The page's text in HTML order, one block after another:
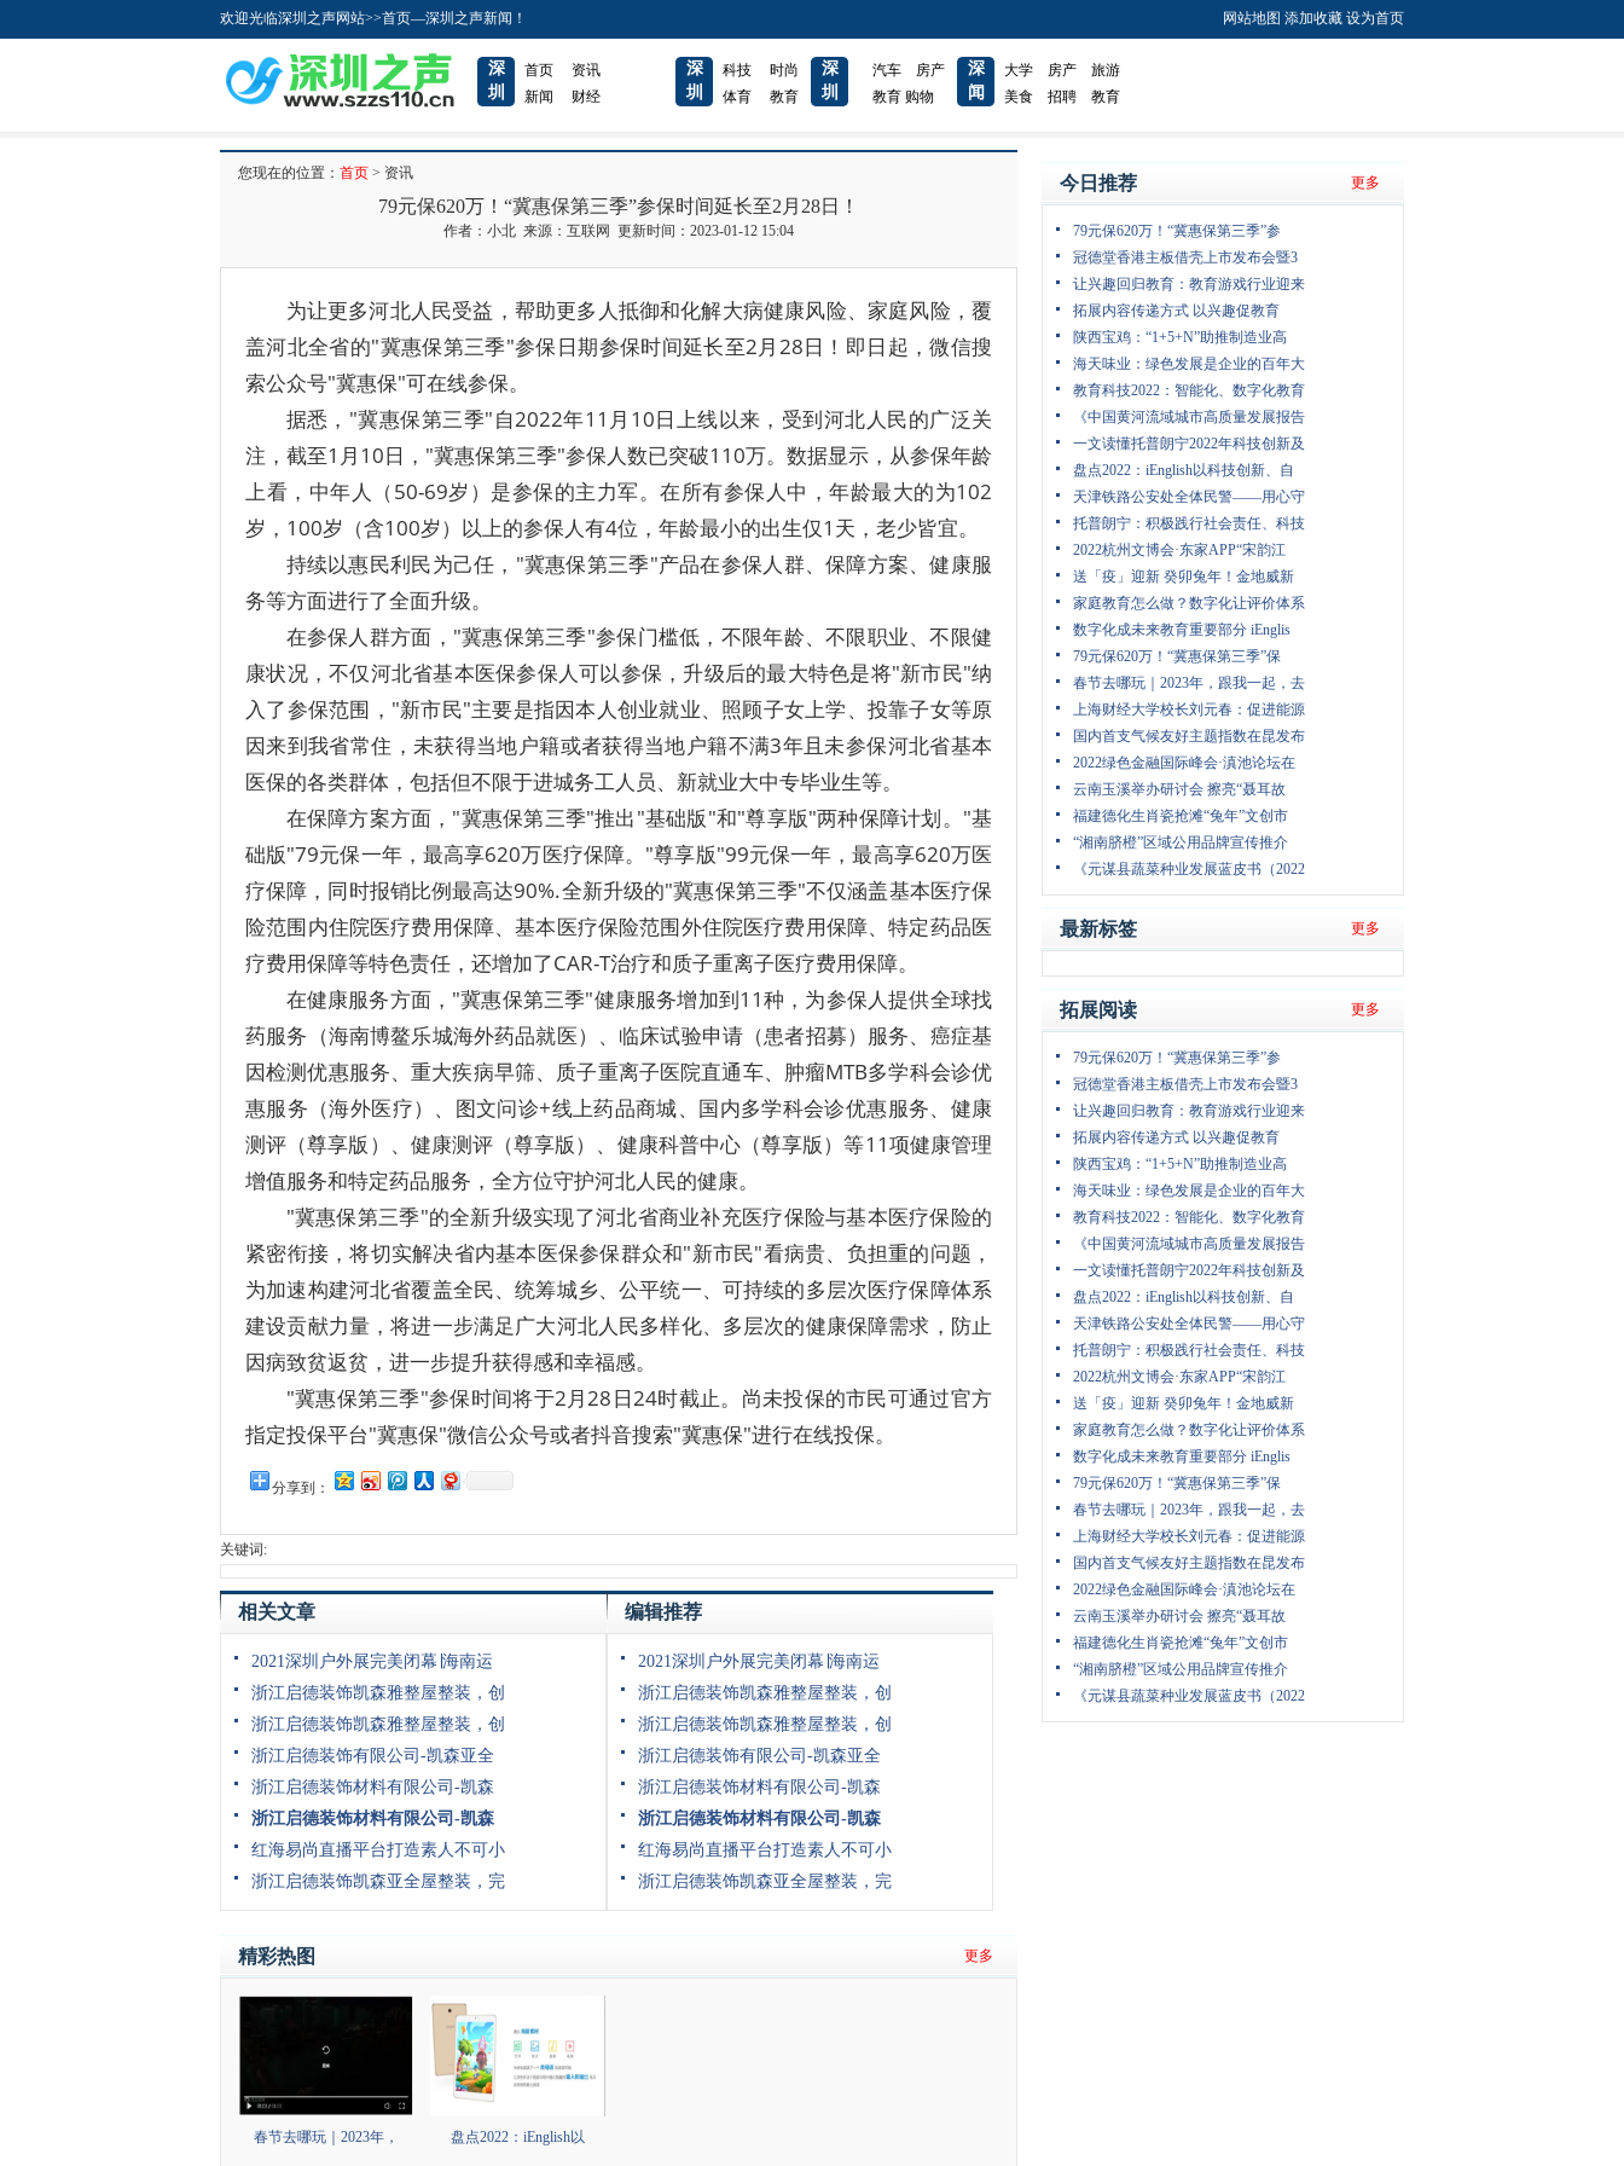
欢迎光临深圳之声网站>>首页—深圳之声新闻！ 网站地图 添加收藏 设为首页
深
圳
首页
资讯
新闻
财经
深
圳
科技
时尚
体育
教育
深
圳
汽车
房产
教育 购物
深
闻
大学 房产
旅游
美食
招聘 教育
您现在的位置： 首页 > 资讯
79元保620万！“冀惠保第三季”参保时间延长至2月28日！
作者：小北 来源：互联网 更新时间：2023-01-12 15:04
为让更多河北人民受益，帮助更多人抵御和化解大病健康风险、家庭风险，覆
盖河北全省的"冀惠保第三季"参保日期参保时间延长至2月28日！即日起，微信搜
索公众号"冀惠保"可在线参保。
据悉，"冀惠保第三季"自2022年11月10日上线以来，受到河北人民的广泛关
注，截至1月10日，"冀惠保第三季"参保人数已突破110万。数据显示，从参保年龄
上看，中年人（50-69岁）是参保的主力军。在所有参保人中，年龄最大的为102
岁，100岁（含100岁）以上的参保人有4位，年龄最小的出生仅1天，老少皆宜。
持续以惠民利民为己任，"冀惠保第三季"产品在参保人群、保障方案、健康服
务等方面进行了全面升级。
在参保人群方面，"冀惠保第三季"参保门槛低，不限年龄、不限职业、不限健
康状况，不仅河北省基本医保参保人可以参保，升级后的最大特色是将"新市民"纳
入了参保范围，"新市民"主要是指因本人创业就业、照顾子女上学、投靠子女等原
因来到我省常住，未获得当地户籍或者获得当地户籍不满3年且未参保河北省基本
医保的各类群体，包括但不限于进城务工人员、新就业大中专毕业生等。
在保障方案方面，"冀惠保第三季"推出"基础版"和"尊享版"两种保障计划。"基
础版"79元保一年，最高享620万医疗保障。"尊享版"99元保一年，最高享620万医
疗保障，同时报销比例最高达90%.全新升级的"冀惠保第三季"不仅涵盖基本医疗保
险范围内住院医疗费用保障、基本医疗保险范围外住院医疗费用保障、特定药品医
疗费用保障等特色责任，还增加了CAR-T治疗和质子重离子医疗费用保障。
在健康服务方面，"冀惠保第三季"健康服务增加到11种，为参保人提供全球找
药服务（海南博鳌乐城海外药品就医）、临床试验申请（患者招募）服务、癌症基
因检测优惠服务、重大疾病早筛、质子重离子医院直通车、肿瘤MTB多学科会诊优
惠服务（海外医疗）、图文问诊+线上药品商城、国内多学科会诊优惠服务、健康
测评（尊享版）、健康测评（尊享版）、健康科普中心（尊享版）等11项健康管理
增值服务和特定药品服务，全方位守护河北人民的健康。
"冀惠保第三季"的全新升级实现了河北省商业补充医疗保险与基本医疗保险的
紧密衔接，将切实解决省内基本医保参保群众和"新市民"看病贵、负担重的问题，
为加速构建河北省覆盖全民、统筹城乡、公平统一、可持续的多层次医疗保障体系
建设贡献力量，将进一步满足广大河北人民多样化、多层次的健康保障需求，防止
因病致贫返贫，进一步提升获得感和幸福感。
"冀惠保第三季"参保时间将于2月28日24时截止。尚未投保的市民可通过官方
指定投保平台"冀惠保"微信公众号或者抖音搜索"冀惠保"进行在线投保。
分享到：
关键词:
相关文章
2021深圳户外展完美闭幕∣海南运
浙江启德装饰凯森雅整屋整装，创
浙江启德装饰凯森雅整屋整装，创
浙江启德装饰有限公司-凯森亚全
浙江启德装饰材料有限公司-凯森
浙江启德装饰材料有限公司-凯森
红海易尚直播平台打造素人不可小
浙江启德装饰凯森亚全屋整装，完
编辑推荐
2021深圳户外展完美闭幕∣海南运
浙江启德装饰凯森雅整屋整装，创
浙江启德装饰凯森雅整屋整装，创
浙江启德装饰有限公司-凯森亚全
浙江启德装饰材料有限公司-凯森
浙江启德装饰材料有限公司-凯森
红海易尚直播平台打造素人不可小
浙江启德装饰凯森亚全屋整装，完
更多
精彩热图
春节去哪玩｜2023年， 盘点2022：iEnglish以
更多
今日推荐
79元保620万！“冀惠保第三季”参
冠德堂香港主板借壳上市发布会暨3
让兴趣回归教育：教育游戏行业迎来
拓展内容传递方式 以兴趣促教育
陕西宝鸡：“1+5+N”助推制造业高
海天味业：绿色发展是企业的百年大
教育科技2022：智能化、数字化教育
《中国黄河流域城市高质量发展报告
一文读懂托普朗宁2022年科技创新及
盘点2022：iEnglish以科技创新、自
天津铁路公安处全体民警——用心守
托普朗宁：积极践行社会责任、科技
2022杭州文博会·东家APP“宋韵江
送「疫」迎新 癸卯兔年！金地威新
家庭教育怎么做？数字化让评价体系
数字化成未来教育重要部分 iEnglis
79元保620万！“冀惠保第三季”保
春节去哪玩｜2023年，跟我一起，去
上海财经大学校长刘元春：促进能源
国内首支气候友好主题指数在昆发布
2022绿色金融国际峰会·滇池论坛在
云南玉溪举办研讨会 擦亮“聂耳故
福建德化生肖瓷抢滩“兔年”文创市
“湘南脐橙”区域公用品牌宣传推介
《元谋县蔬菜种业发展蓝皮书（2022
更多
最新标签
更多
拓展阅读
79元保620万！“冀惠保第三季”参
冠德堂香港主板借壳上市发布会暨3
让兴趣回归教育：教育游戏行业迎来
拓展内容传递方式 以兴趣促教育
陕西宝鸡：“1+5+N”助推制造业高
海天味业：绿色发展是企业的百年大
教育科技2022：智能化、数字化教育
《中国黄河流域城市高质量发展报告
一文读懂托普朗宁2022年科技创新及
盘点2022：iEnglish以科技创新、自
天津铁路公安处全体民警——用心守
托普朗宁：积极践行社会责任、科技
2022杭州文博会·东家APP“宋韵江
送「疫」迎新 癸卯兔年！金地威新
家庭教育怎么做？数字化让评价体系
数字化成未来教育重要部分 iEnglis
79元保620万！“冀惠保第三季”保
春节去哪玩｜2023年，跟我一起，去
上海财经大学校长刘元春：促进能源
国内首支气候友好主题指数在昆发布
2022绿色金融国际峰会·滇池论坛在
云南玉溪举办研讨会 擦亮“聂耳故
福建德化生肖瓷抢滩“兔年”文创市
“湘南脐橙”区域公用品牌宣传推介
《元谋县蔬菜种业发展蓝皮书（2022